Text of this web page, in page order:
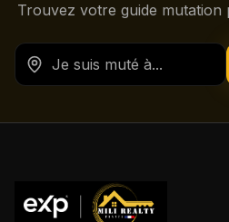
Trouvez votre guide mutation